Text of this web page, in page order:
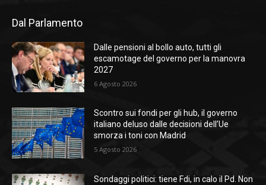
Dal Parlamento
Dalle pensioni al bollo auto, tutti gli
escamotage del governo per la manovra
2027
6 Agosto 2026
Scontro sui fondi per gli hub, il governo
italiano deluso dalle decisioni dell’Ue
smorza i toni con Madrid
5 Agosto 2026
Sondaggi politici: tiene Fdi, in calo il Pd. Non